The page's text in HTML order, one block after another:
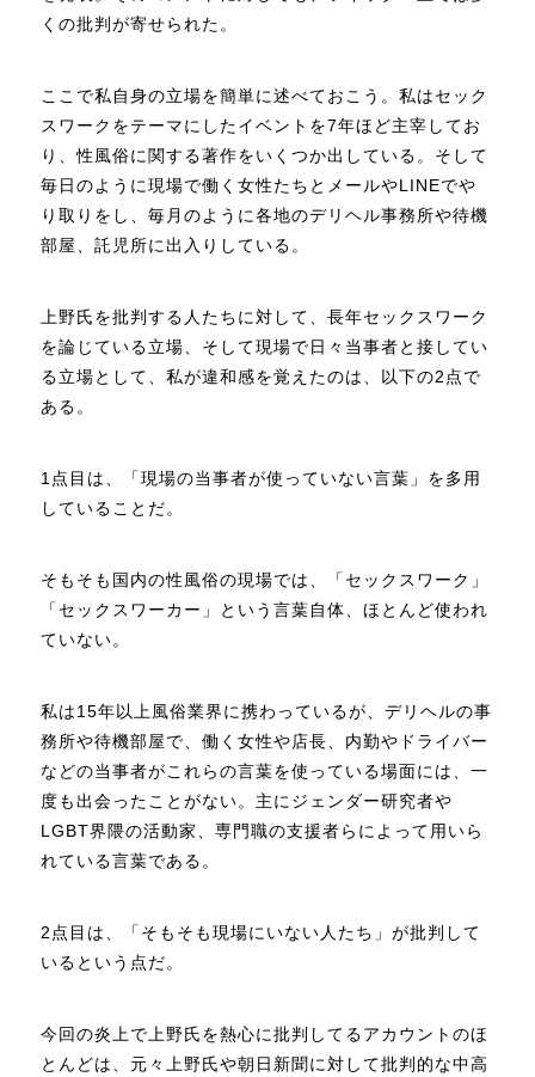
くの批判が寄せられた。
ここで私自身の立場を簡単に述べておこう。私はセック
スワークをテーマにしたイベントを7年ほど主宰してお
り、性風俗に関する著作をいくつか出している。そして
毎日のように現場で働く女性たちとメールやLINEでや
り取りをし、毎月のように各地のデリヘル事務所や待機
部屋、託児所に出入りしている。
上野氏を批判する人たちに対して、長年セックスワーク
を論じている立場、そして現場で日々当事者と接してい
る立場として、私が違和感を覚えたのは、以下の2点で
ある。
1点目は、「現場の当事者が使っていない言葉」を多用
していることだ。
そもそも国内の性風俗の現場では、「セックスワーク」
「セックスワーカー」という言葉自体、ほとんど使われ
ていない。
私は15年以上風俗業界に携わっているが、デリヘルの事
務所や待機部屋で、働く女性や店長、内勤やドライバー
などの当事者がこれらの言葉を使っている場面には、一
度も出会ったことがない。主にジェンダー研究者や
LGBT界隈の活動家、専門職の支援者らによって用いら
れている言葉である。
2点目は、「そもそも現場にいない人たち」が批判して
いるという点だ。
今回の炎上で上野氏を熱心に批判してるアカウントのほ
とんどは、元々上野氏や朝日新聞に対して批判的な中高